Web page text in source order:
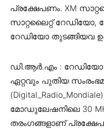
പ്രക്ഷേപണം. XM
സാറ്റലൈറ്റ്
റേഡിയോ തുടങ്ങിയവ
ഡി.ആർ.എം : റേഡിയോ
ഏറ്റവും പുതിയ
മോഡുലേഷനിലെ 30
തരംഗങ്ങളാണ്